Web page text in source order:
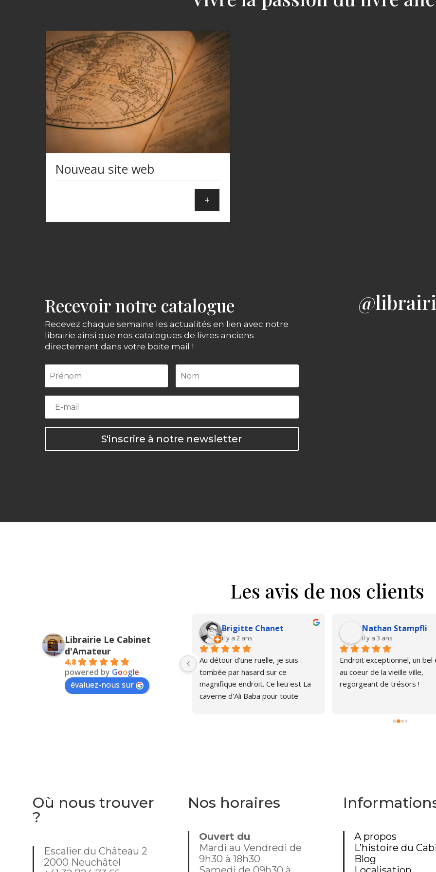
Nouveau site web
+
Recevoir notre catalogue
Recevez chaque semaine les actualités en lien avec notre
librairie ainsi que nos catalogues de livres anciens
directement dans votre boite mail !
S'inscrire à notre newsletter
Les avis de nos clients
Librairie Le Cabinet
d'Amateur
4.8
powered by Google
évaluez-nous sur
l’année dernière
Une boutique avec une âme 😌❤️
Brigitte Chanet
il y a 2 ans
Au détour d'une ruelle, je suis
tombée par hasard sur ce
magnifique endroit. Ce lieu est La
caverne d'Ali Baba pour toute
moment donc, dommage que
Nathan Stampfli
il y a 3 ans
Endroit exceptionnel, un bel
au coeur de la vieille ville,
regorgeant de trésors !
Où nous trouver
?
Escalier du Château 2
2000 Neuchâtel
Nos horaires
Ouvert du
Mardi au Vendredi de
9h30 à 18h30
A propos
L’histoire du
Blog